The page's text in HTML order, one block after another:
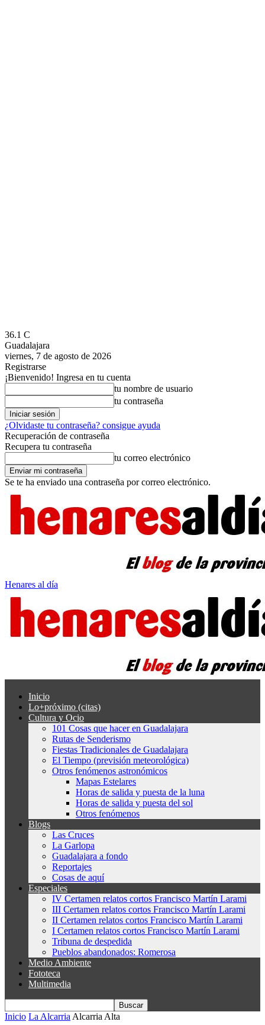
36.1 C
Guadalajara
viernes, 7 de agosto de 2026
Registrarse
¡Bienvenido! Ingresa en tu cuenta
tu nombre de usuario
tu contraseña
¿Olvidaste tu contraseña? consigue ayuda
Recuperación de contraseña
Recupera tu contraseña
tu correo electrónico
Se te ha enviado una contraseña por correo electrónico.
Henares al día
Inicio
Lo+próximo (citas)
Cultura y Ocio
101 Cosas que hacer en Guadalajara
Rutas de Senderismo
Fiestas Tradicionales de Guadalajara
El Tiempo (previsión meteorológica)
Otros fenómenos astronómicos
Mapas Estelares
Horas de salida y puesta de la luna
Horas de salida y puesta del sol
Otros fenómenos
Blogs
Las Cruces
La Garlopa
Guadalajara a fondo
Reportajes
Cosas de aquí
Especiales
IV Certamen relatos cortos Francisco Martín Larami
III Certamen relatos cortos Francisco Martín Larami
II Certamen relatos cortos Francisco Martín Larami
I Certamen relatos cortos Francisco Martín Larami
Tribuna de despedida
Pueblos abandonados: Romerosa
Medio Ambiente
Fototeca
Multimedia
Inicio La Alcarria Alcarria Alta